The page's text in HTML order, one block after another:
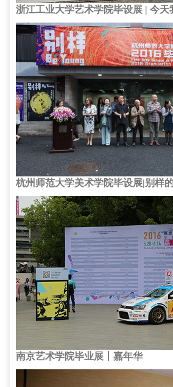
浙江工业大学艺术学院毕设展 | 今天
杭州师范大学美术学院毕设展|别样
南京艺术学院毕业展丨嘉年华